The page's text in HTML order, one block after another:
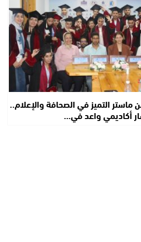
ماستر التميز في الصحافة والإعلام..
واعد في…